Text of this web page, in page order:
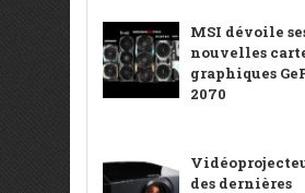
MSI dévoile
nouvelles
graphiques
2070
des dernières